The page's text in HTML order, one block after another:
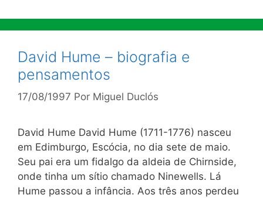
David Hume – biografia e
pensamentos
17/08/1997 Por Miguel Duclós
David Hume David Hume (1711-1776) nasceu
em Edimburgo, Escócia, no dia sete de maio.
Seu pai era um fidalgo da aldeia de Chirnside,
onde tinha um sítio chamado Ninewells. Lá
Hume passou a infância. Aos três anos perdeu